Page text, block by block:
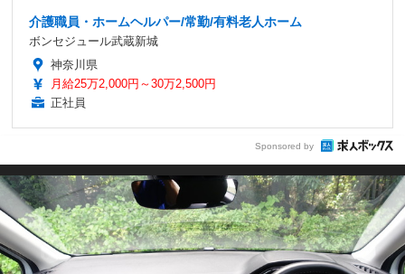
介護職員・ホームヘルパー/常勤/有料老人ホーム
ボンセジュール武蔵新城
神奈川県
月給25万2,000円～30万2,500円
正社員
Sponsored by